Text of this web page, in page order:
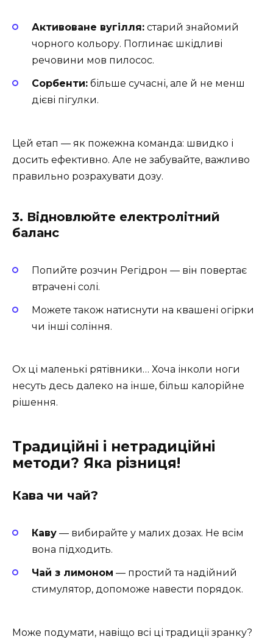
Активоване вугілля: старий знайомий
чорного кольору. Поглинає шкідливі
речовини мов пилосос.
Сорбенти: більше сучасні, але й не менш
дієві пігулки.
Цей етап — як пожежна команда: швидко і
досить ефективно. Але не забувайте, важливо
правильно розрахувати дозу.
3. Відновлюйте електролітний
баланс
Попийте розчин Регідрон — він повертає
втрачені солі.
Можете також натиснути на квашені огірки
чи інші соління.
Ох ці маленькі рятівники… Хоча інколи ноги
несуть десь далеко на інше, більш калорійне
рішення.
Традиційні і нетрадиційні
методи? Яка різниця!
Кава чи чай?
Каву — вибирайте у малих дозах. Не всім
вона підходить.
Чай з лимоном — простий та надійний
стимулятор, допоможе навести порядок.
Може подумати, навіщо всі ці традиції зранку?